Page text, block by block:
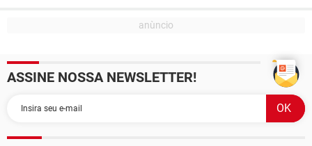
ASSINE NOSSA NEWSLETTER!